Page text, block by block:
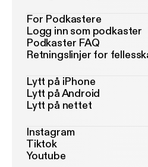
For Podkastere
Logg inn som podkaster
Podkaster FAQ
Retningslinjer for
Lytt på iPhone
Lytt på Android
Lytt på nettet
Instagram
Tiktok
Youtube